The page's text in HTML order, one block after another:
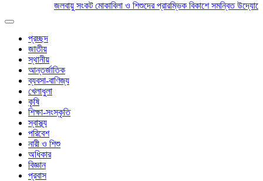
জলবায়ু সংকট মোকাবিলা ও শিশুদের প্রারম্ভিক বিকাশে সমন্বিত
Toggle
navigation
প্রচ্ছদ
জাতীয়
স্থানীয়
আন্তর্জাতিক
ব্যবসা-বাণিজ্য
খেলাধুলা
কৃষি
শিক্ষা-সংস্কৃতি
স্বাস্থ্য
পরিবেশ
নারী ও শিশু
অধিকার
বিজ্ঞান
প্রবাস